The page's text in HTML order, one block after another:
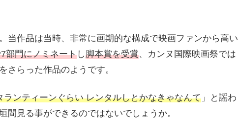
。当作品は当時、非常に画期的な構成で映画ファンから高い
部門にノミネートし脚本賞を受賞、カンヌ国際映画祭では
さらった作品のようです。
ランティーンぐらい レンタルしとかなきゃなんて 」と謡わ
間見る事ができるのではないでしょうか。